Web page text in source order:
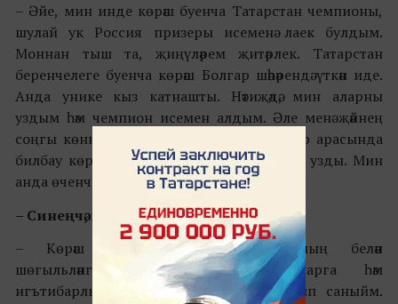
– Әйе, мин инде көрәш буенча Татарстан чемпионы,
шулай ук Россия призеры исеменә лаек булдым.
Моннан тыш та, җиңүләрем җитәрлек. Татарстан
беренчелеге буенча көрәш Болгар шәһәрендә үткән иде.
Анда унике кыз катнашты. Нәтиҗәдә, мин аларны
уздым һәм чемпион исемен алдым. Әле менә җәйнең
соңгы көннәрендә Уфада егетләр һәм кызлар арасында
билбау көрәше буенча дөнья беренчелеге узды. Мин
анда өченче урын алдым.
– Синеңчә, көрәштә иң мөһиме – нәрсә?
– Көрәш ялгышуны яратмый. Аның белән
шөгыльләнгәндә, бик яхшылап уйларга һәм
игътибарлылыкны югалтмаска кирәк дип саныйм.